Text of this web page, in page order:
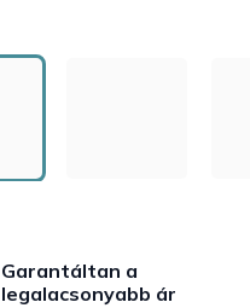
Garantáltan a
legalacsonyabb ár